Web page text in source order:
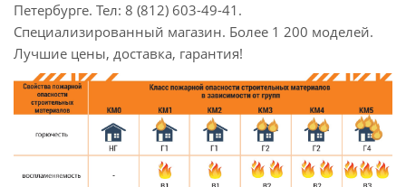
Петербурге. Тел: 8 (812) 603-49-41.
Специализированный магазин. Более 1 200 моделей.
Лучшие цены, доставка, гарантия!